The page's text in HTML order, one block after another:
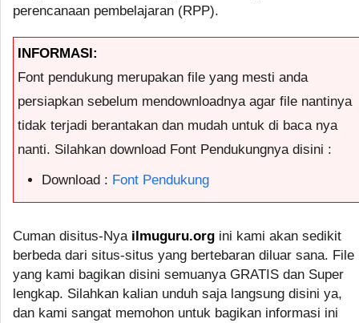
perencanaan pembelajaran (RPP).
INFORMASI:
Font pendukung merupakan file yang mesti anda
persiapkan sebelum mendownloadnya agar file nantinya
tidak terjadi berantakan dan mudah untuk di baca nya
nanti. Silahkan download Font Pendukungnya disini :
Download : Font Pendukung
Cuman disitus-Nya ilmuguru.org ini kami akan sedikit
berbeda dari situs-situs yang bertebaran diluar sana. File
yang kami bagikan disini semuanya GRATIS dan Super
lengkap. Silahkan kalian unduh saja langsung disini ya,
dan kami sangat memohon untuk bagikan informasi ini